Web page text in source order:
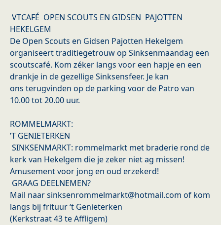
VTCAFÉ OPEN SCOUTS EN GIDSEN PAJOTTEN
HEKELGEM
De Open Scouts en Gidsen Pajotten Hekelgem
organiseert traditiegetrouw op Sinksenmaandag een
scoutscafé. Kom zéker langs voor een hapje en een
drankje in de gezellige Sinksensfeer. Je kan
ons terugvinden op de parking voor de Patro van
10.00 tot 20.00 uur.
ROMMELMARKT:
’T GENIETERKEN
SINKSENMARKT: rommelmarkt met braderie rond de
kerk van Hekelgem die je zeker niet ag missen!
Amusement voor jong en oud erzekerd!
GRAAG DEELNEMEN?
Mail naar sinksenrommelmarkt@hotmail.com of kom
langs bij frituur ‘t Genieterken
(Kerkstraat 43 te Affligem)